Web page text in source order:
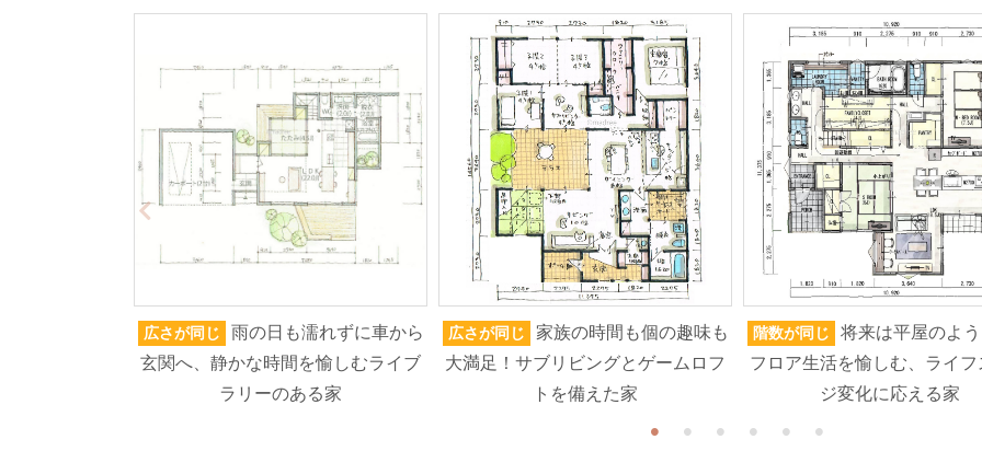
広さが同じ
雨の日も濡れずに車から
玄関へ、静かな時間を愉しむライブ
ラリーのある家
広さが同じ
家族の時間も個の趣味も
大満足！サブリビングとゲームロフ
トを備えた家
階数が同じ
将来は平屋のよ
フロア生活を愉しむ、ライフ
ジ変化に応える家